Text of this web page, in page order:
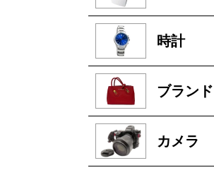
時計
ブランド
カメラ